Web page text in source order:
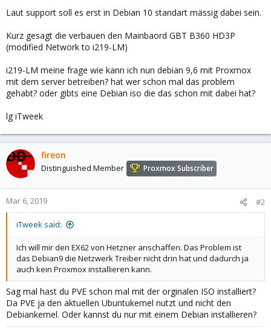
Laut support soll es erst in Debian 10 standart mässig dabei sein.
Kurz gesagt die verbauen den Mainbaord GBT B360 HD3P
(modified Network to i219-LM)
i219-LM meine frage wie kann ich nun debian 9,6 mit Proxmox
mit dem server betreiben? hat wer schon mal das problem
gehabt? oder gibts eine Debian iso die das schon mit dabei hat?
lg iTweek
fireon
Distinguished Member Proxmox Subscriber
Mar 6, 2019 #2
iTweek said:
Ich will mir den EX62 von Hetzner anschaffen. Das Problem ist
das Debian9 die Netzwerk Treiber nicht drin hat und dadurch ja
auch kein Proxmox installieren kann.
Sag mal hast du PVE schon mal mit der orginalen ISO installiert?
Da PVE ja den aktuellen Ubuntukernel nutzt und nicht den
Debiankernel. Oder kannst du nur mit einem Debian installieren?